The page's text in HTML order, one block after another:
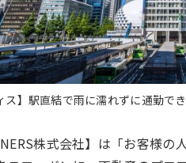
ス】駅直結で雨に濡れずに通勤でき
株式会社】は「お客様